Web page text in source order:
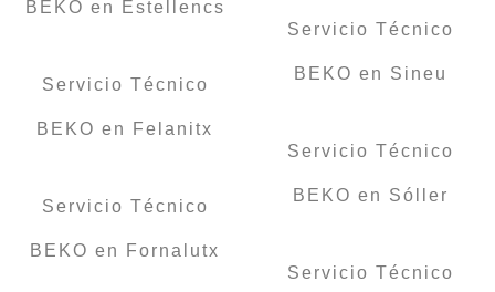
BEKO en Estellencs
Servicio Técnico
BEKO en Felanitx
Servicio Técnico
BEKO en Fornalutx
Servicio Técnico
BEKO en Sineu
Servicio Técnico
BEKO en Sóller
Servicio Técnico